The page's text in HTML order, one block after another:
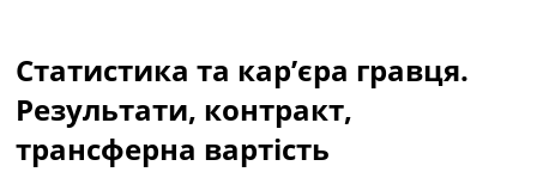
Чемпіонат Світу
Україна. Прем’єр-Ліга
Україна. Перша Ліга
Ліга Чемпіонів
Статистика та кар’єра гравця.
Результати, контракт,
трансферна вартість